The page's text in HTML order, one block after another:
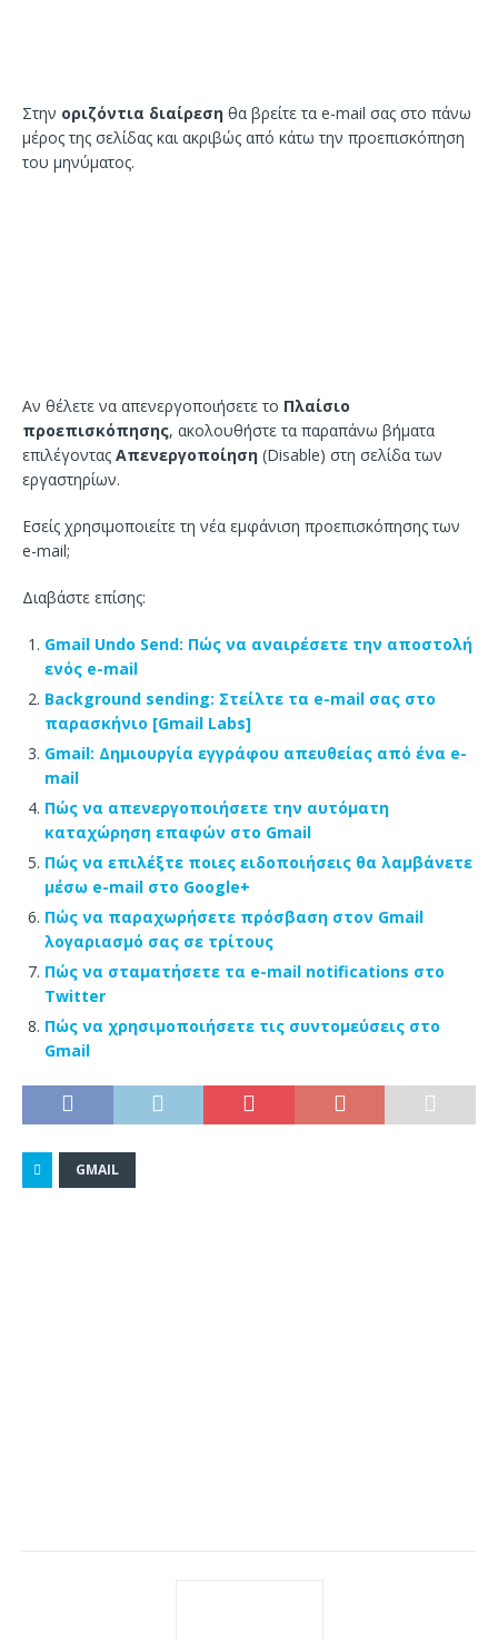
Στην οριζόντια διαίρεση θα βρείτε τα e-mail σας στο πάνω
μέρος της σελίδας και ακριβώς από κάτω την προεπισκόπηση
του μηνύματος.
Αν θέλετε να απενεργοποιήσετε το Πλαίσιο
προεπισκόπησης, ακολουθήστε τα παραπάνω βήματα
επιλέγοντας Απενεργοποίηση (Disable) στη σελίδα των
εργαστηρίων.
Εσείς χρησιμοποιείτε τη νέα εμφάνιση προεπισκόπησης των
e-mail;
Διαβάστε επίσης:
Gmail Undo Send: Πώς να αναιρέσετε την αποστολή
ενός e-mail
Background sending: Στείλτε τα e-mail σας στο
παρασκήνιο [Gmail Labs]
Gmail: Δημιουργία εγγράφου απευθείας από ένα e-
mail
Πώς να απενεργοποιήσετε την αυτόματη
καταχώρηση επαφών στο Gmail
Πώς να επιλέξτε ποιες ειδοποιήσεις θα λαμβάνετε
μέσω e-mail στο Google+
Πώς να παραχωρήσετε πρόσβαση στον Gmail
λογαριασμό σας σε τρίτους
Πώς να σταματήσετε τα e-mail notifications στο
Twitter
Πώς να χρησιμοποιήσετε τις συντομεύσεις στο
Gmail
GMAIL